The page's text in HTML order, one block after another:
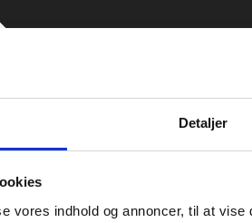
Detaljer
vores indhold og annoncer, til at